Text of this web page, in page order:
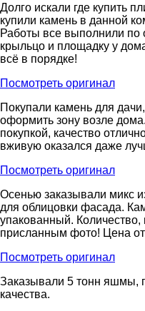
Долго искали где купить
купили камень в данной
Работы все выполнили по
крыльцо и площадку у
всё в порядке!
Посмотреть оригинал
Покупали камень для
оформить зону возле
покупкой, качество
вживую оказался даже
Посмотреть оригинал
Осенью заказывали микс
для облицовки фасада.
упакованный. Количество,
присланным фото! Цена
Посмотреть оригинал
Заказывали 5 тонн яшмы,
качества.